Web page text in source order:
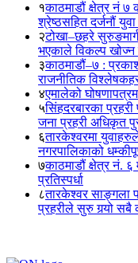
१काठमाडौं क्षेत्र नं ७
श्रेष्ठसहित दर्जनौं
२टोखा–छहरे
भएकाले विकल्प खोज्न
३काठमाडौं–७ :
राजनीतिक
४एमालेको
५सिंहदरबारका
जना प्रहरी अधिकृत
६तारकेश्वरमा
नगरपालिकाको
७काठमाडौं क्षेत्र नं.
प्रतिस्पर्धा
८तारकेश्वर साङ्गला
प्रहरीले सुरु गर्‍यो